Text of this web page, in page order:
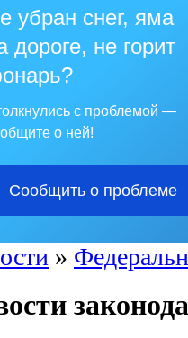
убран снег, яма
дороге, не горит
с проблемой —
о ней!
Сообщить о проблеме
»